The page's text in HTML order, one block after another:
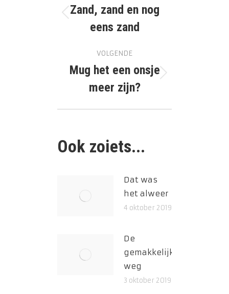
navigatie
bericht
Zand, zand en nog
eens zand
VOLGENDE
bericht
Mug het een onsje
meer zijn?
Ook zoiets...
Dat was
het alweer
4 oktober 2019
De
gemakkelijke
weg
3 oktober 2019